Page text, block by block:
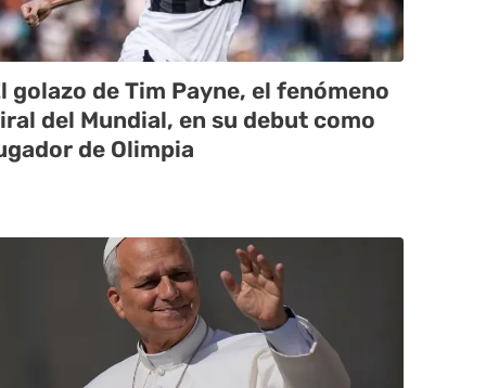
golazo de Tim Payne, el fenómeno
del Mundial, en su debut como
de Olimpia